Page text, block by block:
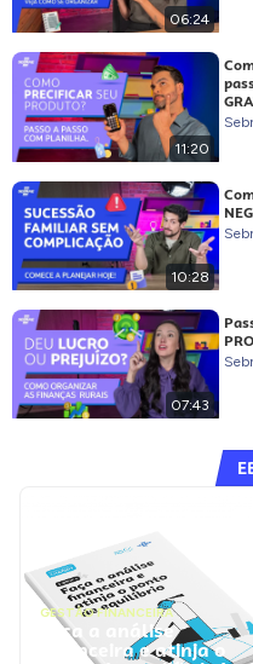
06:24
11:20
10:28
07:43
GESTÃO FINANCEIRA
Faça a análise
financeira e atinja o